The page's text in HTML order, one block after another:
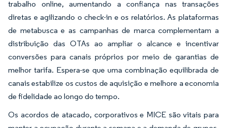
trabalho online, aumentando a confiança nas transações
diretas e agilizando o check-in e os relatórios. As plataformas
de metabusca e as campanhas de marca complementam a
distribuição das OTAs ao ampliar o alcance e incentivar
conversões para canais próprios por meio de garantias de
melhor tarifa. Espera-se que uma combinação equilibrada de
canais estabilize os custos de aquisição e melhore a economia
de fidelidade ao longo do tempo.
Os acordos de atacado, corporativos e MICE são vitais para